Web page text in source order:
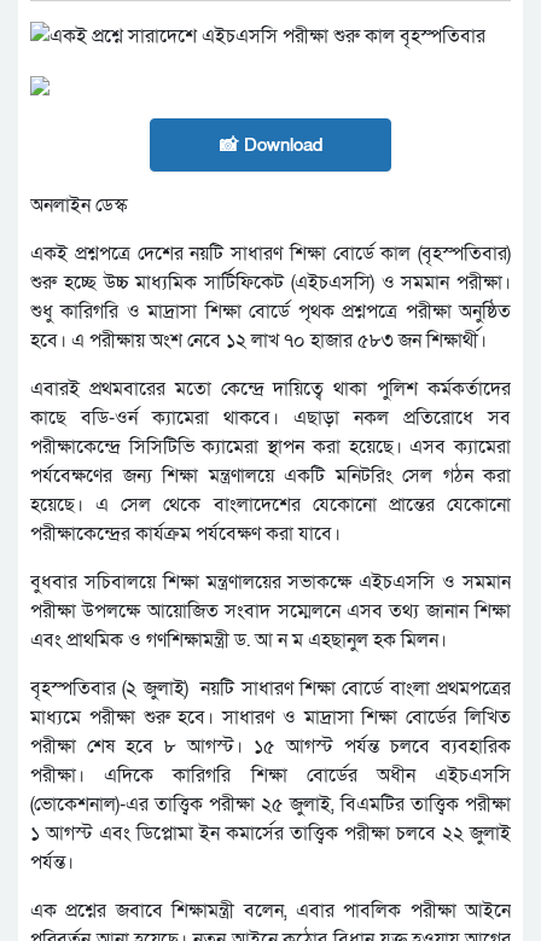
📸 Download
অনলাইন ডেস্ক
একই প্রশ্নপত্রে দেশের নয়টি সাধারণ শিক্ষা বোর্ডে কাল (বৃহস্পতিবার)
শুরু হচ্ছে উচ্চ মাধ্যমিক সার্টিফিকেট (এইচএসসি) ও সমমান পরীক্ষা।
শুধু কারিগরি ও মাদ্রাসা শিক্ষা বোর্ডে পৃথক প্রশ্নপত্রে পরীক্ষা অনুষ্ঠিত
হবে। এ পরীক্ষায় অংশ নেবে ১২ লাখ ৭০ হাজার ৫৮৩ জন শিক্ষার্থী।
এবারই প্রথমবারের মতো কেন্দ্রে দায়িত্বে থাকা পুলিশ কর্মকর্তাদের
কাছে বডি-ওর্ন ক্যামেরা থাকবে। এছাড়া নকল প্রতিরোধে সব
পরীক্ষাকেন্দ্রে সিসিটিভি ক্যামেরা স্থাপন করা হয়েছে। এসব ক্যামেরা
পর্যবেক্ষণের জন্য শিক্ষা মন্ত্রণালয়ে একটি মনিটরিং সেল গঠন করা
হয়েছে। এ সেল থেকে বাংলাদেশের যেকোনো প্রান্তের যেকোনো
পরীক্ষাকেন্দ্রের কার্যক্রম পর্যবেক্ষণ করা যাবে।
বুধবার সচিবালয়ে শিক্ষা মন্ত্রণালয়ের সভাকক্ষে এইচএসসি ও সমমান
পরীক্ষা উপলক্ষে আয়োজিত সংবাদ সম্মেলনে এসব তথ্য জানান শিক্ষা
এবং প্রাথমিক ও গণশিক্ষামন্ত্রী ড. আ ন ম এহছানুল হক মিলন।
বৃহস্পতিবার (২ জুলাই) নয়টি সাধারণ শিক্ষা বোর্ডে বাংলা প্রথমপত্রের
মাধ্যমে পরীক্ষা শুরু হবে। সাধারণ ও মাদ্রাসা শিক্ষা বোর্ডের লিখিত
পরীক্ষা শেষ হবে ৮ আগস্ট। ১৫ আগস্ট পর্যন্ত চলবে ব্যবহারিক
পরীক্ষা। এদিকে কারিগরি শিক্ষা বোর্ডের অধীন এইচএসসি
(ভোকেশনাল)-এর তাত্ত্বিক পরীক্ষা ২৫ জুলাই, বিএমটির তাত্ত্বিক পরীক্ষা
১ আগস্ট এবং ডিপ্লোমা ইন কমার্সের তাত্ত্বিক পরীক্ষা চলবে ২২ জুলাই
পর্যন্ত।
এক প্রশ্নের জবাবে শিক্ষামন্ত্রী বলেন, এবার পাবলিক পরীক্ষা আইনে